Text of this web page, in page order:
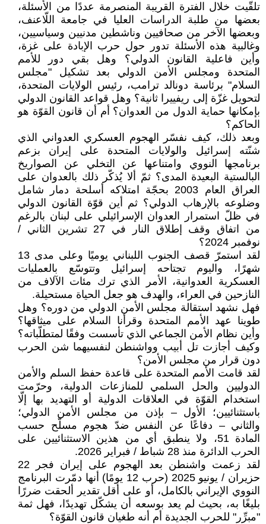
تلقّيت خلال الفترة القريبة المنصرمة عددًا من الأسئلة،
بعضها من طلبة الدراسات العليا في جامعة اللّاعنف،
وبعضها الآخر من صحافيين وناشطين مدنيين وسياسيين،
وغالبية هذه الأسئلة تدور حول حرب الإبادة على غزة،
وأين فاعلية القانون الدولي؟ وهل بقي دور للأمم
المتحدة ومجلس الأمن الدولي بعد تشكيل "مجلس
السلام" برئاسة دونالد ترامب، رئيس الولايات المتحدة،
لتحويل غزّة إلى ريفييرا ثانية؟ وهل قواعد القانون الدولي
بإمكانها حماية الدول من العدوان؟ أم أن قانون القوّة هو
الحاكم؟
وبعد ذلك، كيف نفسّر الهجوم العسكري العدواني الذي
شنّته إسرائيل والولايات المتحدة على إيران بزعم
برنامجها النووي وامتناعها عن التخلي عن الصواريخ
البالستية البعيدة المدى؟ ثمّ ألا يُذكّر ذلك بالعدوان على
العراق العام 2003 بحجّة امتلاكه أسلحة دمار شامل
وضلوعه بالإرهاب الدولي؟ ثم أين قوّة القانون الدولي
في ظلّ استمرار العدوان الإسرائيلي على لبنان بالرغم
من اتفاق وقف إطلاق النار في 27 تشرين الثاني /
نوفمبر 2024؟
لقد استمرّ قصف الجنوب اللبناني يوميًا وعلى مدى 13
شهرًا، واليوم تجتاحه إسرائيل وتتوسّع بالعمليات
العسكرية العدوانية، الأمر الذي ترك مئات الآلاف من
النازحين في العراء، والهدف هو جعل الحياة مستحيلة.
فهل نشهد استقالة مجلس الأمن الدولي من دوره؟ وهل
طوينا عهد الأمم المتحدة وقرأنا السلام على ميثاقها؟
وأين نظام الأمن الجماعي الذي تأسست وفقًا لمتطلّباته؟
وكيف أجازت تل أبيب وواشنطن لنفسيهما شن الحرب
دون قرار من مجلس الأمن؟
لقد قامت الأمم المتحدة على قاعدة حفظ السلم والأمن
الدوليين والحل السلمي للمنازعات الدولية، وحرّمت
استخدام القوّة في العلاقات الدولية أو التهديد بها إلّا
باستثنائيين؛ الأول – بإذن من مجلس الأمن الدولي؛
والثاني – دفاعًا عن النفس ضدّ هجوم مسلّح حسب
المادة 51، ولا ينطبق أي من هذين الاستثنائيين على
الحرب الدائرة منذ 28 شباط / فبراير 2026.
لقد زعمت واشنطن بعد الهجوم على إيران فجر 22
حزيران / يونيو 2025 (حرب 12 يومًا) أنها دمّرت البرنامج
النووي الإيراني بالكامل، أو على أقل تقدير ألحقت ضررًا
بليغًا به، بحيث لم يعد بوسعه أن يشكّل تهديدًا، فهل ثمة
"مبرِّر" للحرب الجديدة أم أنه طغيان قانون القوّة؟